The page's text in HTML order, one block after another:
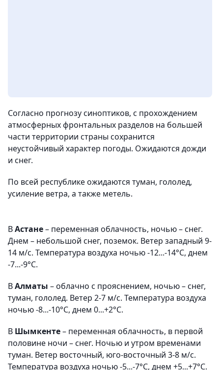
Согласно прогнозу синоптиков, с прохождением
атмосферных фронтальных разделов на большей
части территории страны сохранится
неустойчивый характер погоды. Ожидаются дожди
и снег.
По всей республике ожидаются туман, гололед,
усиление ветра, а также метель.
ВАстане– переменная облачность, ночью – снег.
Днем – небольшой снег, поземок. Ветер западный 9-
14 м/с. Температура воздуха ночью -12...-14°С, днем
-7...-9°С.
ВАлматы – облачно с прояснением, ночью – снег,
туман, гололед. Ветер 2-7 м/с. Температура воздуха
ночью -8...-10°С, днем 0...+2°С.
В Шымкенте– переменная облачность, в первой
половине ночи – снег. Ночью и утром временами
туман. Ветер восточный, юго-восточный 3-8 м/с.
Температура воздуха ночью -5...-7°С, днем +5...+7°С.